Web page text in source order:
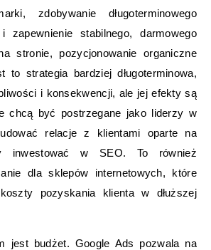
zdobywanie długoterminowego
zapewnienie stabilnego, darmowego
stronie, pozycjonowanie organiczne
to strategia bardziej długoterminowa,
i konsekwencji, ale jej efekty są
chcą być postrzegane jako liderzy w
relacje z klientami oparte na
inwestować w SEO. To również
dla sklepów internetowych, które
pozyskania klienta w dłuższej
jest budżet. Google Ads pozwala na